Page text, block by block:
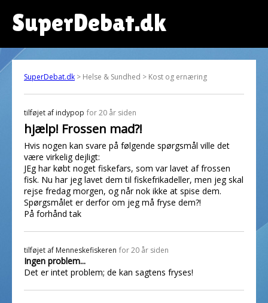
SuperDebat.dk
SuperDebat.dk > Helse & Sundhed > Kost og ernæring
tilføjet af indypop for 20 år siden
hjælp! Frossen mad?!
Hvis nogen kan svare på følgende spørgsmål ville det
være virkelig dejligt:
JEg har købt noget fiskefars, som var lavet af frossen
fisk. Nu har jeg lavet dem til fiskefrikadeller, men jeg skal
rejse fredag morgen, og når nok ikke at spise dem.
Spørgsmålet er derfor om jeg må fryse dem?!
På forhånd tak
tilføjet af Menneskefiskeren for 20 år siden
Ingen problem...
Det er intet problem; de kan sagtens fryses!